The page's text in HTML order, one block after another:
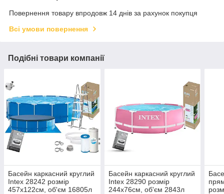
Повернення товару впродовж 14 днів за рахунок покупця
Всі умови повернення
Подібні товари компанії
Басейн каркасний круглий
Intex 28242 розмір
457x122см, об'єм 16805л
Басейн каркасний круглий
Intex 28290 розмір
244x76см, об'єм 2843л